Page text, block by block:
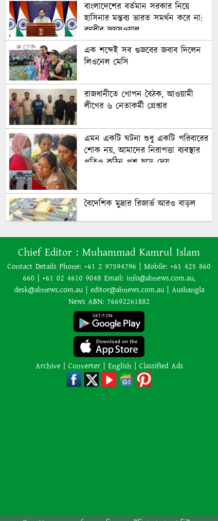
বাংলাদেশের বর্তমান সরকার নিয়ে
হাসিনার মন্তব্য ভারত সমর্থন করে না:
রণধীর জয়সওয়াল
এক শব্দেই সব গুজবের জবাব দিলেন
লিওনেল মেসি
রাজধানীতে গোপন বৈঠক, আওয়ামী
লীগের ৬ নেতাকর্মী গ্রেপ্তার
এমন একটি ঘটনা শুধু একটি পরিবারের
শোক নয়, আমাদের নিরাপত্তা ব্যবস্থার
প্রতিও কঠিন প্রশ্ন ছুড়ে দেয়
বৈদেশিক মুদ্রার রিজার্ভ আরও বাড়ল
৭০ বছর আগে যা ‍দিয়ে শুরু হয়েছিল
বাংলাদেশের চলচ্চিত্র ‘মুখ ও মুখোশ’
নিউজিল্যান্ডে ৫.৯ মাত্রার শক্তিশালী
ভূমিকম্প
ইরানের বিরুদ্ধে হামলা স্থগিত ট্রাম্পের,
নতুন করে শান্তি আলোচনা শুরু
অজ্ঞাত কারণে অগ্নিকাণ্ডে একই
শাপলা চত্বর হত্যাযজ্ঞ: স্বৈরাচার হাসিনা-
Chief Editor : Muhammad Kamrul Islam
Contact Details Phone: +61 2 97594796 | Mobile: +61 425 860
660 | +61 02 4610 9048 Email: info@abnews.com.au,
desk@abnews.com.au | editor@abnews.com.au | Ausbangla
News ABN: 76692261882
Archive | Converter | English | Classified Ads